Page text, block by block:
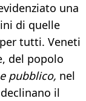
una
di quelle
tutti. Veneti
del popolo
pubblico, nel
il